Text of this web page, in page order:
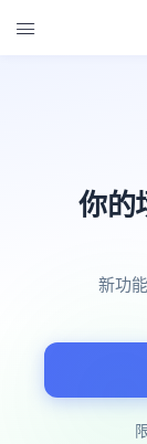

你的
新功